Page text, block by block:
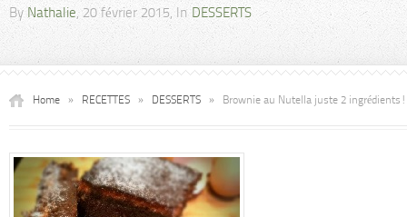
By Nathalie, 20 février 2015, In DESSERTS
Home » RECETTES » DESSERTS » Brownie au Nutella juste 2 ingrédients!